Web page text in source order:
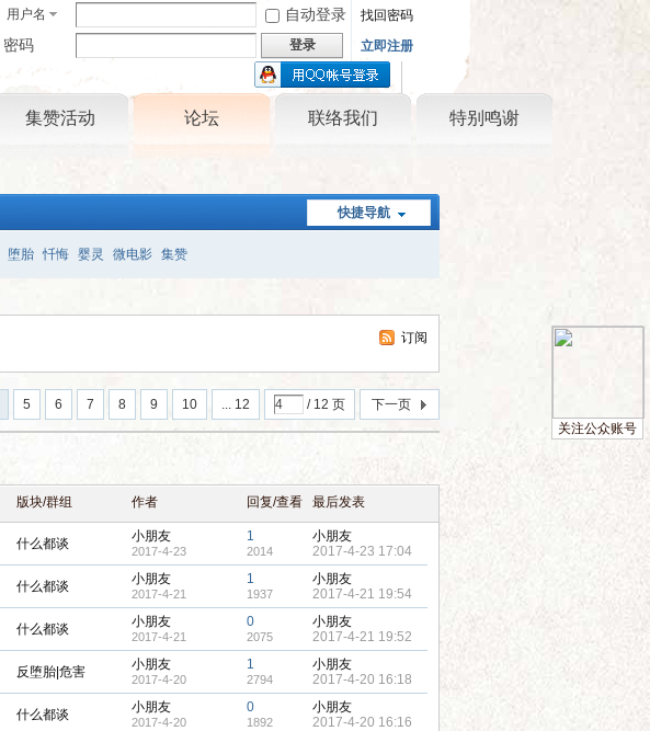
用户名 自动登录 找回密码
密码 登录 立即注册
只需一步，快速开始
集赞活动 论坛 联络我们 特别鸣谢
快捷导航
堕胎 忏悔 婴灵 微电影 集赞
订阅
5 6 7 8 9 10 ... 12 / 12 页 下一页
版块/群组 作者 回复/查看 最后发表
什么都谈 小朋友
2017-4-23
1
2014
小朋友
2017-4-23 17:04
什么都谈 小朋友
2017-4-21
1
1937
小朋友
2017-4-21 19:54
什么都谈 小朋友
2017-4-21
0
2075
小朋友
2017-4-21 19:52
反堕胎|危害 小朋友
2017-4-20
1
2794
小朋友
2017-4-20 16:18
什么都谈 小朋友
2017-4-20
0
1892
小朋友
2017-4-20 16:16
关注公众账号